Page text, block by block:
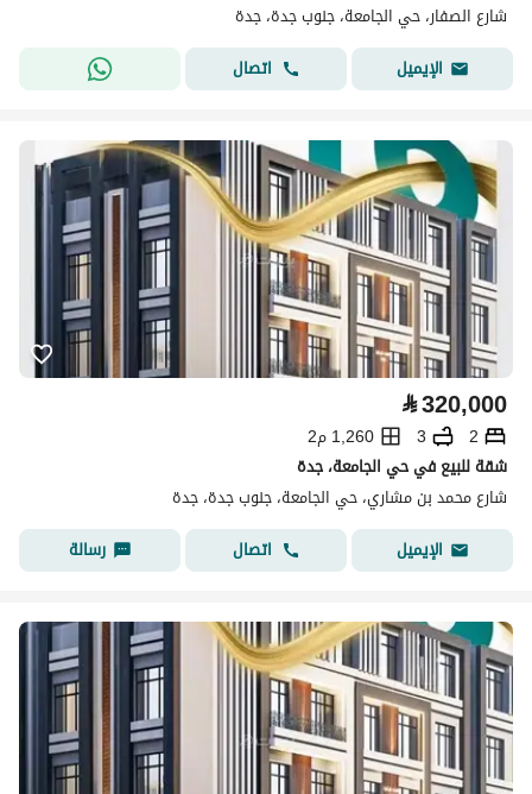
شارع الصفار، حي الجامعة، جنوب جدة، جدة
الإيميل
اتصال
⃁320,000
2
3
1,260 م2
شقة للبيع في حي الجامعة، جدة
شارع محمد بن مشاري، حي الجامعة، جنوب جدة، جدة
الإيميل
اتصال رسالة